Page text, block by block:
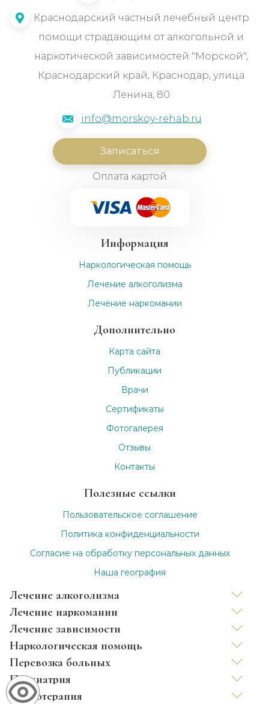
Краснодарский частный лечебный центр
помощи страдающим от алкогольной и
наркотической зависимостей "Морской",
Краснодарский край, Краснодар, улица
Ленина, 80
info@morskoy-rehab.ru
Записаться
Оплата картой
Информация
Наркологическая помощь
Лечение алкоголизма
Лечение наркомании
Дополнительно
Карта сайта
Публикации
Врачи
Сертификаты
Фотогалерея
Отзывы
Контакты
Полезные ссылки
Пользовательское соглашение
Политика конфиденциальности
Согласие на обработку персональных данных
Наша география
Лечение алкоголизма
Вывод из запоя
Капельница от запоя
Капельница от похмелья
Лечение хронического алкоголизма
Лечение женского алкоголизма
Кодирование уколом
Лечение наркомании
Нарколог на дом
Снятие ломки
УБОД
Принудительное лечение наркозависимых
Лечение созависимости
Лечение зависимости
Лечение зависимости анонимно
Лечение игромании
Лечение табакокурения кодированием
Лечение никотиновой зависимости
Наркологическая помощь
Детоксикация от наркотиков
Капельница от наркотиков
Консультация психотерапевта
Перевозка больных
Междугородные перевозки лежачих больных
Перевозка инвалидов
Психиатрия
Психотерапия